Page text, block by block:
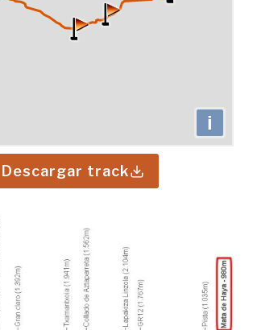
Descargar track